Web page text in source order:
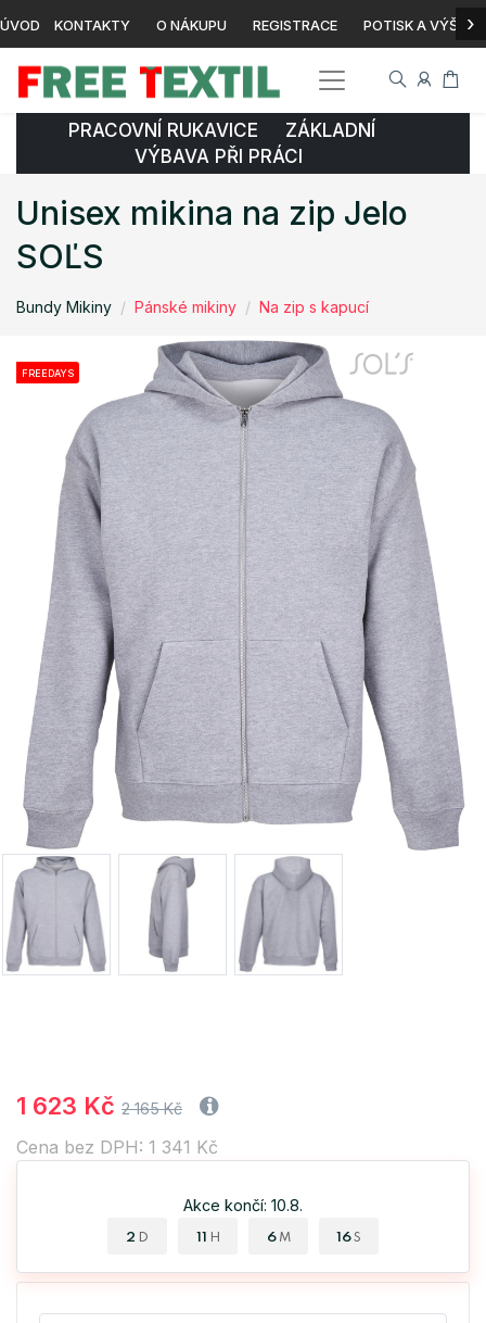
ÚVOD KONTAKTY O NÁKUPU REGISTRACE POTISK A ›
PRACOVNÍ RUKAVICE ZÁKLADNÍ
VÝBAVA PŘI PRÁCI
Unisex mikina na zip Jelo
SOĽS
Bundy Mikiny Pánské mikiny Na zip s kapucí
FREEDAYS
1 623 Kč 2 165 Kč
Cena bez DPH: 1 341 Kč
Akce končí: 10.8.
2 D 11 H 6 M 16S